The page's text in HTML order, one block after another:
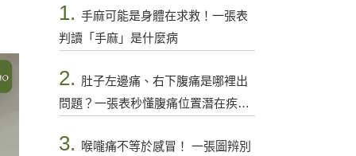
1. 手麻可能是身體在求救！一張表
判讀「手麻」是什麼病
2. 肚子左邊痛、右下腹痛是哪裡出
問題？一張表秒懂腹痛位置潛在疾病
3.
喉嚨痛不等於感冒！ 一張圖辨別